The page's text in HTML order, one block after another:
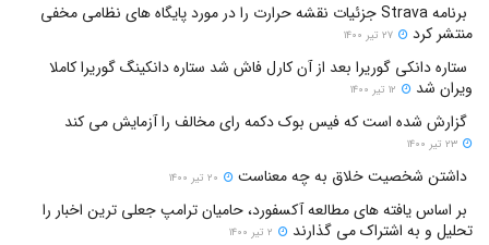
برنامه Strava جزئیات نقشه حرارت را در مورد پایگاه های نظامی مخفی
منتشر کرد
ستاره دانکی گوریرا بعد از آن کارل فاش شد ستاره دانکینگ گوریرا کاملا
ویران شد
گزارش شده است که فیس بوک دکمه رای مخالف را آزمایش می کند
داشتن شخصیت خلاق به چه معناست
بر اساس یافته های مطالعه آکسفورد، حامیان ترامپ جعلی ترین اخبار را
تحلیل و به اشتراک می گذارند